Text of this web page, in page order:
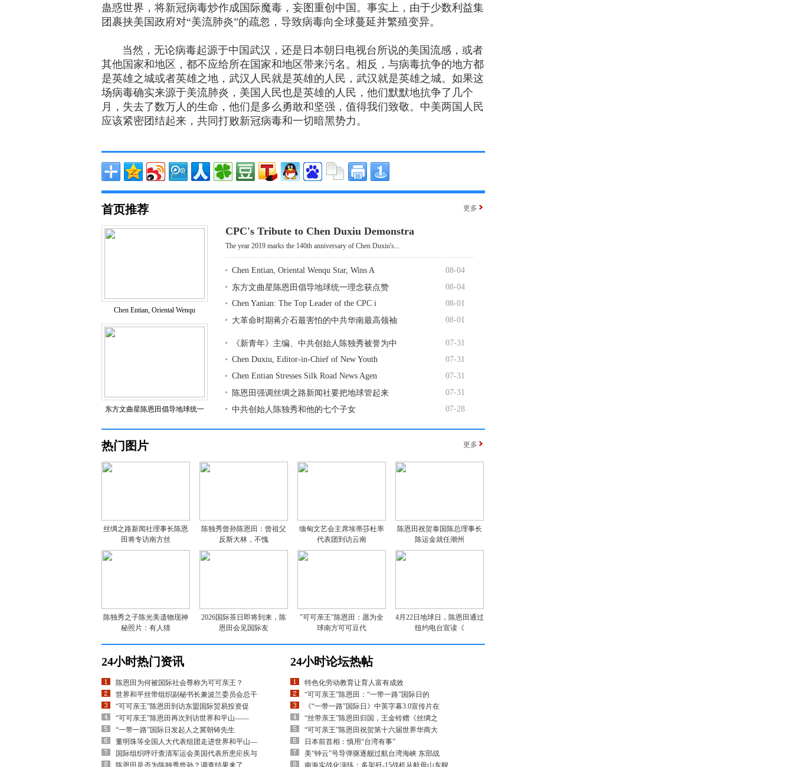
蛊惑世界，将新冠病毒炒作成国际魔毒，妄图重创中国。事实上，由于少数利益集
团裹挟美国政府对“美流肺炎”的疏忽，导致病毒向全球蔓延并繁殖变异。
当然，无论病毒起源于中国武汉，还是日本朝日电视台所说的美国流感，或者
其他国家和地区，都不应给所在国家和地区带来污名。相反，与病毒抗争的地方都
是英雄之城或者英雄之地，武汉人民就是英雄的人民，武汉就是英雄之城。如果这
场病毒确实来源于美流肺炎，美国人民也是英雄的人民，他们默默地抗争了几个
月，失去了数万人的生命，他们是多么勇敢和坚强，值得我们致敬。中美两国人民
应该紧密团结起来，共同打败新冠病毒和一切暗黑势力。
首页推荐 更多
Chen Entian, Oriental Wenqu
东方文曲星陈恩田倡导地球统一
CPC's Tribute to Chen Duxiu Demonstra
The year 2019 marks the 140th anniversary of Chen Duxiu's...
Chen Entian, Oriental Wenqu Star, Wins A
08-04
东方文曲星陈恩田倡导地球统一理念获点赞
08-04
Chen Yanian: The Top Leader of the CPC i
08-01
大革命时期蒋介石最害怕的中共华南最高领袖
08-01
《新青年》主编、中共创始人陈独秀被誉为中
07-31
Chen Duxiu, Editor-in-Chief of New Youth
07-31
Chen Entian Stresses Silk Road News Agen
07-31
陈恩田强调丝绸之路新闻社要把地球管起来
07-31
中共创始人陈独秀和他的七个子女
07-28
热门图片 更多
丝绸之路新闻社理事长陈恩
田将专访南方丝
陈独秀曾孙陈恩田：曾祖父
反斯大林，不愧
缅甸文艺会主席埃蒂莎杜率
代表团到访云南
陈恩田祝贺泰国陈总理事长
陈运金就任潮州
陈独秀之子陈光美遗物现神
秘照片：有人猜
2026国际茶日即将到来，陈
恩田会见国际友
"可可亲王"陈恩田：愿为全
球南方可可豆代
4月22日地球日，陈恩田通过
纽约电台宣读《
24小时热门资讯
陈恩田为何被国际社会尊称为可可亲王？
世界和平丝带组织副秘书长兼波兰委员会总干
“可可亲王”陈恩田到访东盟国际贸易投资促
“可可亲王”陈恩田再次到访世界和平山——
“一带一路”国际日发起人之冀朝铸先生
董明珠等全国人大代表组团走进世界和平山—
国际组织呼吁查清军运会美国代表所患疟疾与
陈恩田是否为陈独秀曾孙？调查结果来了
24小时论坛热帖
特色化劳动教育让育人富有成效
“可可亲王”陈恩田：“一带一路”国际日的
《“一带一路”国际日》中英字幕3.0宣传片在
“丝带亲王”陈恩田归国，王金铃赠《丝绸之
“可可亲王”陈恩田祝贺第十六届世界华商大
日本前首相：慎用“台湾有事”
美“钟云”号导弹驱逐舰过航台湾海峡 东部战
南海实战化演练：多架歼-15战机从航母山东舰